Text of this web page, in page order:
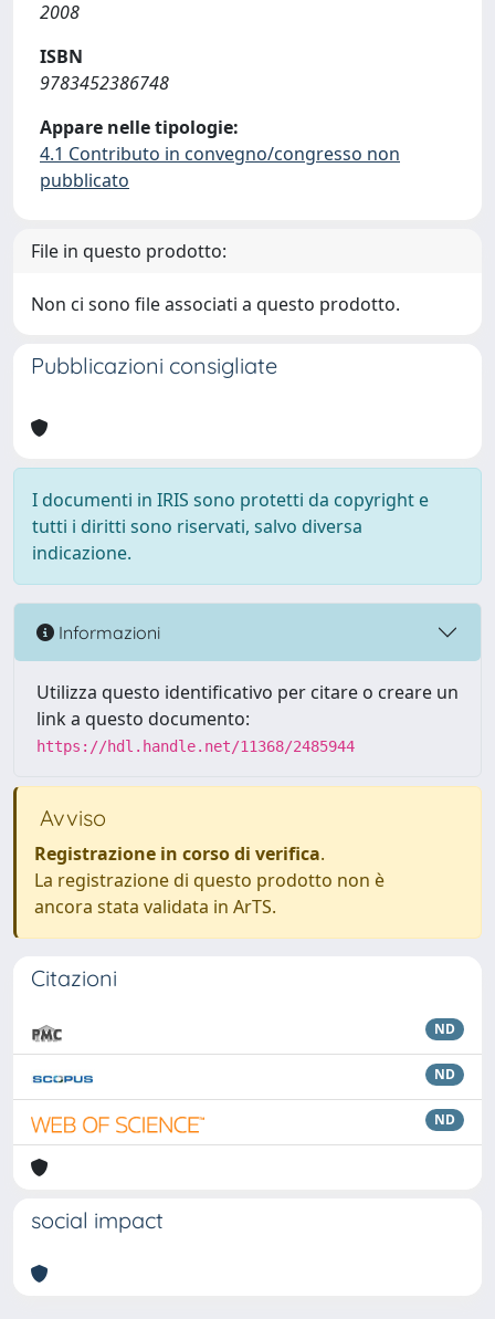
2008
ISBN
9783452386748
Appare nelle tipologie:
4.1 Contributo in convegno/congresso non
pubblicato
File in questo prodotto:
Non ci sono file associati a questo prodotto.
Pubblicazioni consigliate
I documenti in IRIS sono protetti da copyright e
tutti i diritti sono riservati, salvo diversa
indicazione.
Informazioni
Utilizza questo identificativo per citare o creare un
link a questo documento:
https://hdl.handle.net/11368/2485944
Avviso
Registrazione in corso di verifica.
La registrazione di questo prodotto non è
ancora stata validata in ArTS.
Citazioni
ND
ND
ND
social impact